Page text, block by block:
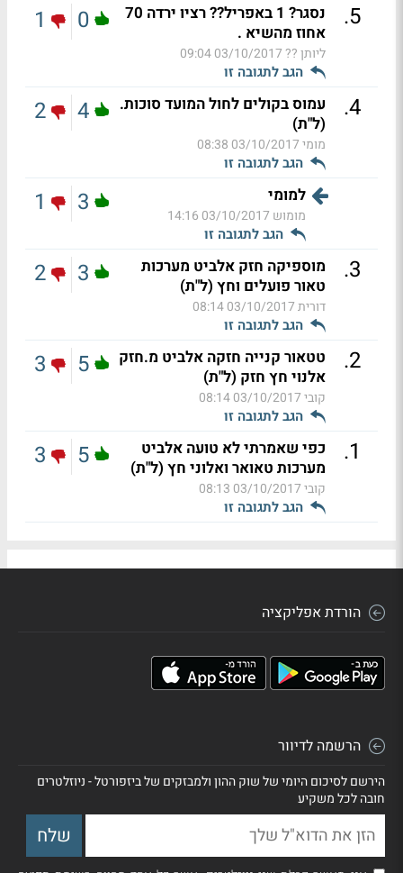
5
.
נסגר? 1 באפריל?? רציו ירדה 70
אחוז מהשיא .
ליותן ??03/10/2017 09:04
הגב לתגובה זו
0
1
4
.
עמוס בקולים לחול המועד סוכות.
(ל"ת)
מומי03/10/2017 08:38
הגב לתגובה זו
4
2
למומי
מומוש 03/10/2017 14:16
הגב לתגובה זו
3
1
3
.
מוספיקה חזק אלביט מערכות
טאור פועלים וחץ (ל"ת)
דורית03/10/2017 08:14
הגב לתגובה זו
3
2
2
.
טטאור קנייה חזקה אלביט מ.חזק
אלנוי חץ חזק (ל"ת)
קובי03/10/2017 08:14
הגב לתגובה זו
5
3
1
.
כפי שאמרתי לא טועה אלביט
מערכות טאואר ואלוני חץ (ל"ת)
קובי03/10/2017 08:13
הגב לתגובה זו
5
3
הורדת אפליקציה
הרשמה לדיוור
הירשם לסיכום היומי של שוק ההון ולמבזקים של ביזפורטל - ניוזלטרים
חובה לכל משקיע